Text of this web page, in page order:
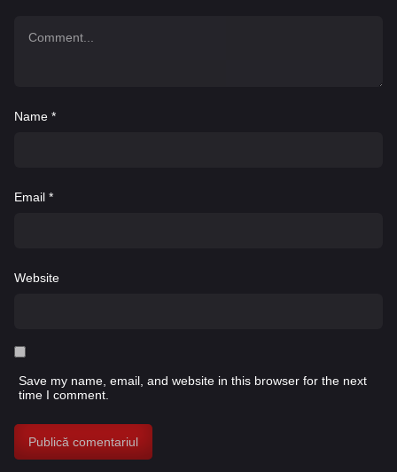
Name *
Email *
Website
Save my name, email, and website in this browser for the next
time I comment.